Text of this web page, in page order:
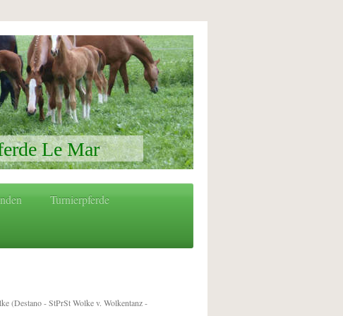
Le Mar
Turnierpferde
(Destano - StPrSt Wolke v. Wolkentanz -